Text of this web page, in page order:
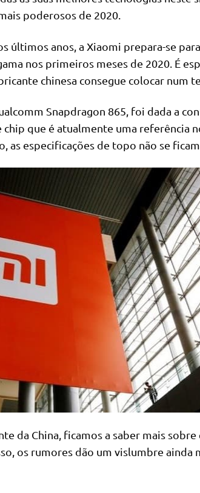
poderosos de 2020.
últimos anos, a Xiaomi prepara-se
nos primeiros meses de 2020. É
chinesa consegue colocar num
Snapdragon 865, foi dada a
que é atualmente uma referência
as especificações de topo não se
da China, ficamos a saber mais sobre
os rumores dão um vislumbre ainda